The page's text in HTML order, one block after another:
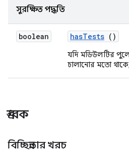
সুরক্ষিত পদ্ধতি
boolean hasTests ()
যদি মডিউলটির
চালানোর মতো
ধ্রুবক
বিচ্ছিন্নতার খরচ